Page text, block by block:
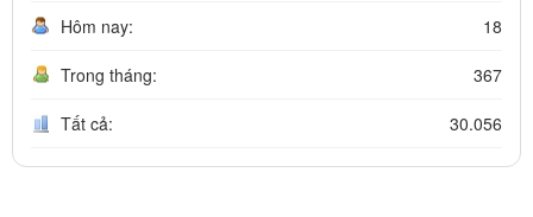
Hôm nay: 18
Trong tháng: 367
Tất cả: 30.056